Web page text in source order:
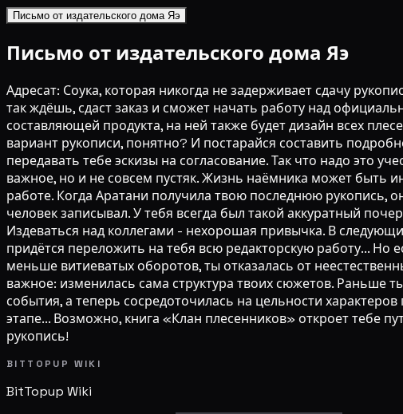
Письмо от издательского дома Яэ
Письмо от издательского дома Яэ
Адресат: Соука, которая никогда не задерживает сдачу
так ждёшь, сдаст заказ и сможет начать работу над
составляющей продукта, на ней также будет дизайн всех
вариант рукописи, понятно? И постарайся составить
передавать тебе эскизы на согласование. Так что надо это
важное, но и не совсем пустяк. Жизнь наёмника может быть
работе. Когда Аратани получила твою последнюю рукопись,
человек записывал. У тебя всегда был такой аккуратный
Издеваться над коллегами - нехорошая привычка. В
придётся переложить на тебя всю редакторскую работу... Но
меньше витиеватых оборотов, ты отказалась от
важное: изменилась сама структура твоих сюжетов.
события, а теперь сосредоточилась на цельности
этапе... Возможно, книга «Клан плесенников» откроет тебе
рукопись!
BITTOPUP WIKI
BitTopup Wiki